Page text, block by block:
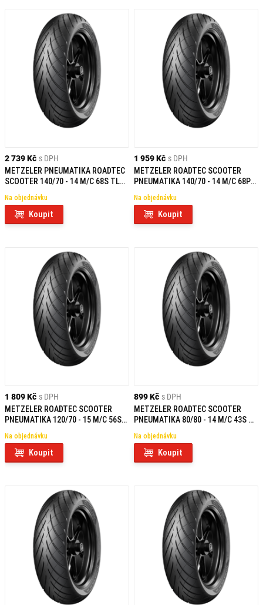
2 739 Kč s DPH
METZELER PNEUMATIKA ROADTEC
SCOOTER 140/70 - 14 M/C 68S TL
Na objednávku
Koupit
1 959 Kč s DPH
METZELER ROADTEC SCOOTER
PNEUMATIKA 140/70 - 14 M/C 68P
Na objednávku
Koupit
1 809 Kč s DPH
METZELER ROADTEC SCOOTER
PNEUMATIKA 120/70 - 15 M/C 56S
Na objednávku
Koupit
899 Kč s DPH
METZELER ROADTEC SCOOTER
PNEUMATIKA 80/80 - 14 M/C 43S TL
Na objednávku
Koupit